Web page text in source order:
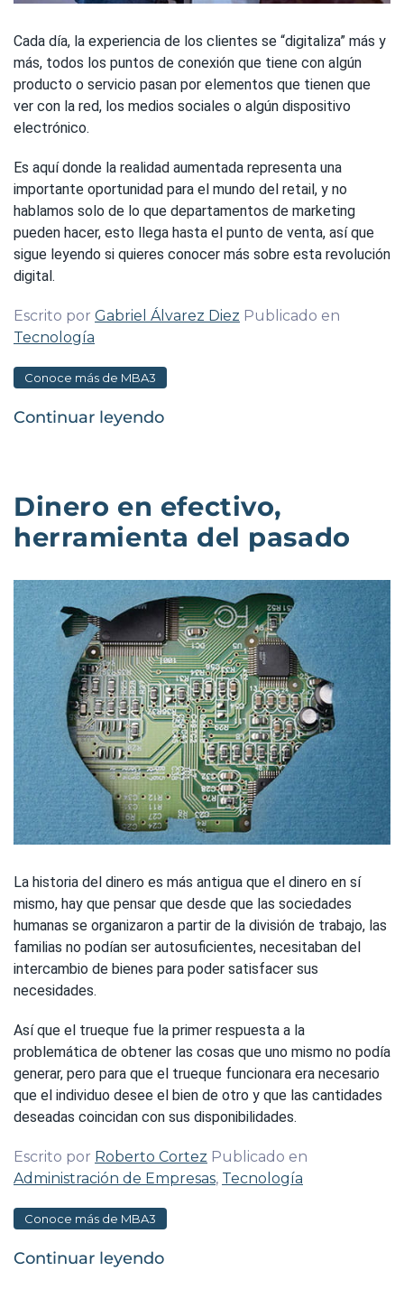
Cada día, la experiencia de los clientes se “digitaliza” más y
más, todos los puntos de conexión que tiene con algún
producto o servicio pasan por elementos que tienen que
ver con la red, los medios sociales o algún dispositivo
electrónico.
Es aquí donde la realidad aumentada representa una
importante oportunidad para el mundo del retail, y no
hablamos solo de lo que departamentos de marketing
pueden hacer, esto llega hasta el punto de venta, así que
sigue leyendo si quieres conocer más sobre esta revolución
digital.
Escrito por Gabriel Álvarez Diez Publicado en
Tecnología
Conoce más de MBA3
Continuar leyendo
Dinero en efectivo,
herramienta del pasado
La historia del dinero es más antigua que el dinero en sí
mismo, hay que pensar que desde que las sociedades
humanas se organizaron a partir de la división de trabajo, las
familias no podían ser autosuficientes, necesitaban del
intercambio de bienes para poder satisfacer sus
necesidades.
Así que el trueque fue la primer respuesta a la
problemática de obtener las cosas que uno mismo no podía
generar, pero para que el trueque funcionara era necesario
que el individuo desee el bien de otro y que las cantidades
deseadas coincidan con sus disponibilidades.
Escrito por Roberto Cortez Publicado en
Administración de Empresas, Tecnología
Conoce más de MBA3
Continuar leyendo